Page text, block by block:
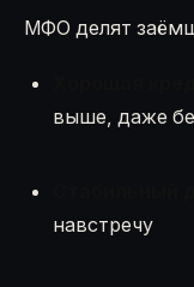
МФО делят
выше, даже
навстречу